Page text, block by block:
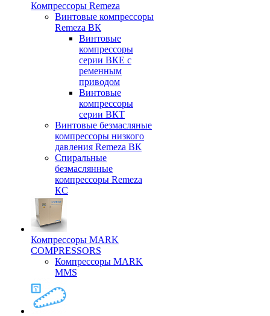
Компрессоры Remeza
Винтовые компрессоры
Remeza ВК
Винтовые
компрессоры
серии ВКЕ с
ременным
приводом
Винтовые
компрессоры
серии ВКТ
Винтовые безмасляные
компрессоры низкого
давления Remeza ВК
Спиральные
безмаслянные
компрессоры Remeza
КС
Компрессоры MARK
COMPRESSORS
Компрессоры MARK
MMS